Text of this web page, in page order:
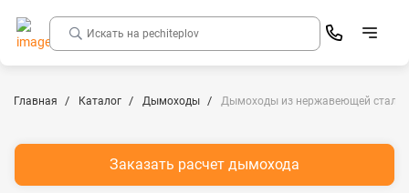
Главная Каталог Дымоходы Дымоходы из нержавеющей стали
Заказать расчет дымохода